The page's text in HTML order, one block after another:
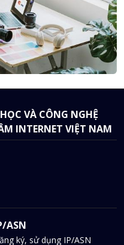
VÀ CÔNG NGHỆ
INTERNET VIỆT NAM
ASN
ký, sử dụng IP/ASN